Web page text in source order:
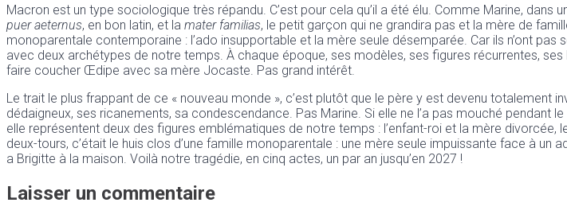
Macron est un type sociologique très répandu. C’est pour cela qu’il a été élu. Comme Marine, dans
puer aeternus, en bon latin, et la mater familias, le petit garçon qui ne grandira pas et la mère de
monoparentale contemporaine : l’ado insupportable et la mère seule désemparée. Car ils n’ont
avec deux archétypes de notre temps. À chaque époque, ses modèles, ses figures récurrentes,
faire coucher Œdipe avec sa mère Jocaste. Pas grand intérêt.
Le trait le plus frappant de ce « nouveau monde », c’est plutôt que le père y est devenu totalement
dédaigneux, ses ricanements, sa condescendance. Pas Marine. Si elle ne l’a pas mouché pendant
elle représentent deux des figures emblématiques de notre temps : l’enfant-roi et la mère divorcée,
deux-tours, c’était le huis clos d’une famille monoparentale : une mère seule impuissante face à
a Brigitte à la maison. Voilà notre tragédie, en cinq actes, un par an jusqu’en 2027 !
Laisser un commentaire